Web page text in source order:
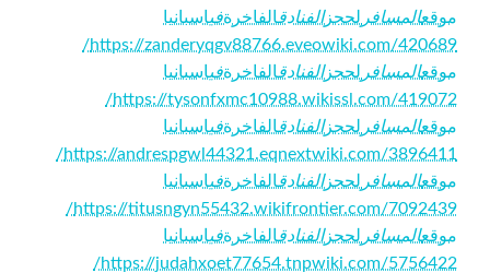
موقعالمسافر لحجزالفنادقالفاخرةفياسبانيا
https://zanderyqgv88766.eveowiki.com/420689/
موقعالمسافر لحجزالفنادقالفاخرةفياسبانيا
https://tysonfxmc10988.wikissl.com/419072/
موقعالمسافر لحجزالفنادقالفاخرةفياسبانيا
https://andrespgwl44321.eqnextwiki.com/3896411/
موقعالمسافر لحجزالفنادقالفاخرةفياسبانيا
https://titusngyn55432.wikifrontier.com/7092439/
موقعالمسافر لحجزالفنادقالفاخرةفياسبانيا
https://judahxoet77654.tnpwiki.com/5756422/